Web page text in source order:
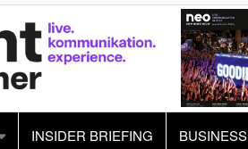
INSIDER BRIEFING BUSINESS